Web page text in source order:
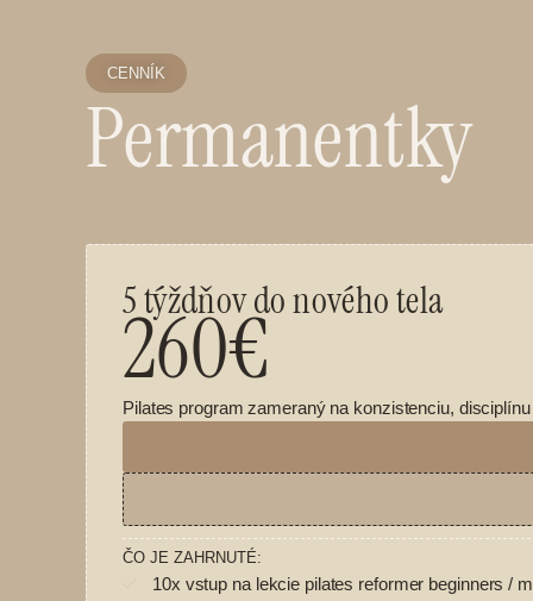
CENNÍK
Permanentky
5 týždňov do nového tela
260€
Pilates program zameraný na konzistenciu,
ČO JE ZAHRNUTÉ:
10x vstup na lekcie pilates reformer beginners /